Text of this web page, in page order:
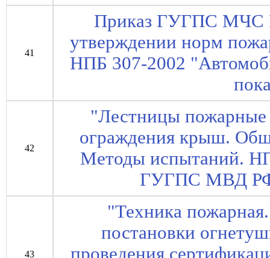
41
Приказ ГУГПС МЧС
утверждении норм
НПБ 307-2002
42
"Лестницы
ограждения крыш.
Методы испытаний.
ГУГПС МВД РФ
43
"Техника
постановки
проведения